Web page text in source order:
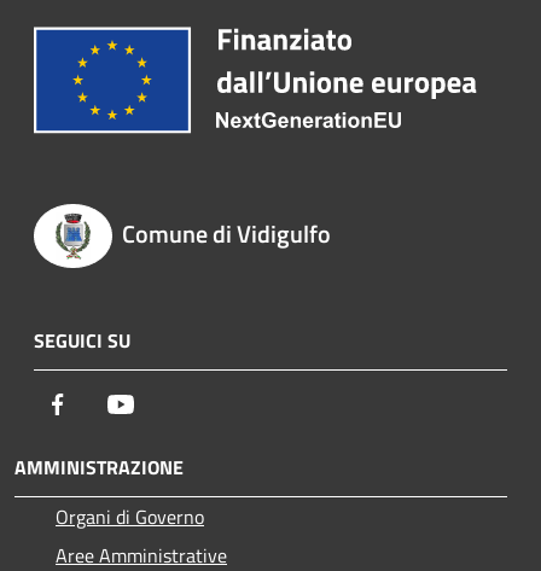
Comune di Vidigulfo
SEGUICI SU
Facebook
AMMINISTRAZIONE
Organi di Governo
Aree Amministrative